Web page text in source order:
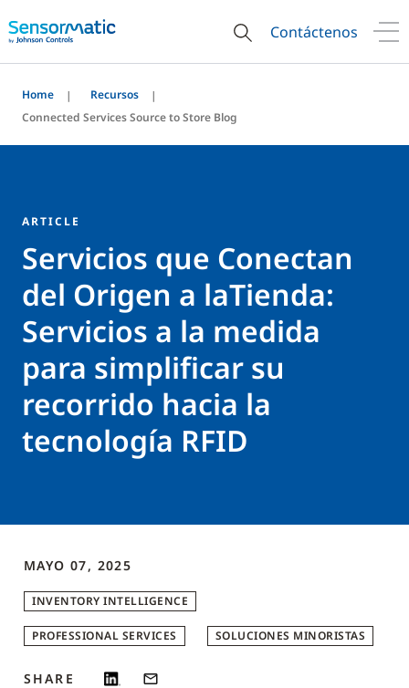
Contáctenos
Home
Recursos
Connected Services Source to Store Blog
ARTICLE
Servicios que Conectan
del Origen a laTienda:
Servicios a la medida
para simplificar su
recorrido hacia la
tecnología RFID
MAYO 07, 2025
INVENTORY INTELLIGENCE
PROFESSIONAL SERVICES SOLUCIONES MINORISTAS
SHARE